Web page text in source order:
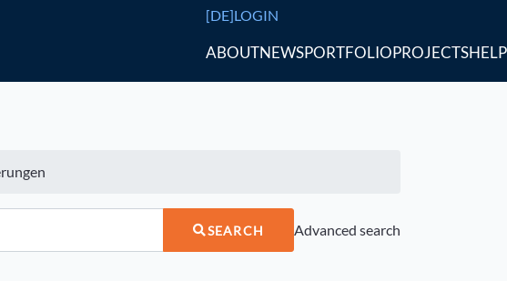
[DE]LOGIN
ABOUTNEWSPORTFOLIOPROJECTSHELP
SEARCH Advanced search